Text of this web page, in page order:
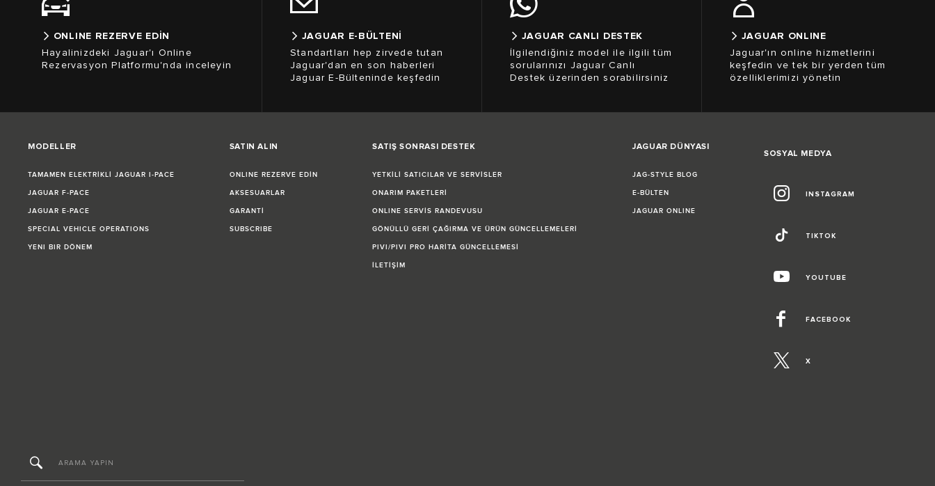
ONLINE REZERVE EDİN
Hayalinizdeki Jaguar'ı Online
Rezervasyon Platformu'nda inceleyin
JAGUAR E-BÜLTENİ
Standartları hep zirvede tutan
Jaguar'dan en son haberleri
Jaguar E-Bülteninde keşfedin
JAGUAR CANLI DESTEK
İlgilendiğiniz model ile ilgili tüm
sorularınızı Jaguar Canlı
Destek üzerinden sorabilirsiniz
JAGUAR ONLINE
Jaguar'ın online hizmetlerini
keşfedin ve tek bir yerden tüm
özelliklerimizi yönetin
MODELLER
TAMAMEN ELEKTRİKLİ JAGUAR I‑PACE
JAGUAR F‑PACE
JAGUAR E‑PACE
SPECIAL VEHICLE OPERATIONS
YENI BIR DÖNEM
SATIN ALIN
ONLINE REZERVE EDİN
AKSESUARLAR
GARANTİ
SUBSCRIBE
SATIŞ SONRASI DESTEK
YETKİLİ SATICILAR VE SERVİSLER
ONARIM PAKETLERİ
ONLINE SERVİS RANDEVUSU
GÖNÜLLÜ GERİ ÇAĞIRMA VE ÜRÜN GÜNCELLEMELERİ
PIVI/PIVI PRO HARİTA GÜNCELLEMESİ
İLETİŞİM
JAGUAR DÜNYASI
JAG-STYLE BLOG
E-BÜLTEN
JAGUAR ONLINE
SOSYAL MEDYA
INSTAGRAM
TIKTOK
YOUTUBE
FACEBOOK
X